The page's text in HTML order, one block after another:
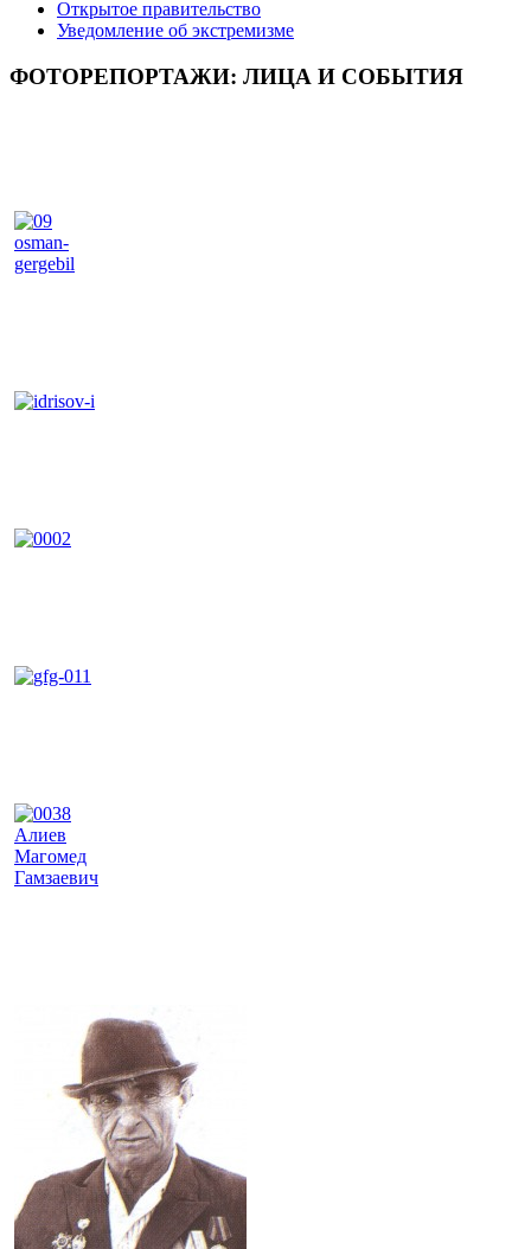
Открытое правительство
Уведомление об экстремизме
ФОТОРЕПОРТАЖИ: ЛИЦА И СОБЫТИЯ